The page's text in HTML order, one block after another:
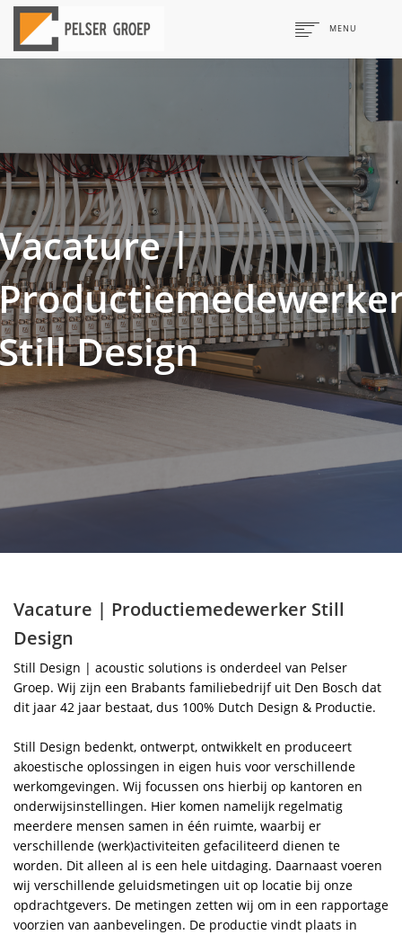
MENU
Design & Build
Interieurbouw & Afbouw
Projecten
Kantoorinrichting
Onderwijsinrichting
Nieuws
|
Design
Vacature | Productiemedewerker Still
Design
Still Design | acoustic solutions is onderdeel van Pelser
Groep. Wij zijn een Brabants familiebedrijf uit Den Bosch dat
dit jaar 42 jaar bestaat, dus 100% Dutch Design & Productie.
Still Design bedenkt, ontwerpt, ontwikkelt en produceert
akoestische oplossingen in eigen huis voor verschillende
werkomgevingen. Wij focussen ons hierbij op kantoren en
onderwijsinstellingen. Hier komen namelijk regelmatig
meerdere mensen samen in één ruimte, waarbij er
verschillende (werk)activiteiten gefaciliteerd dienen te
worden. Dit alleen al is een hele uitdaging. Daarnaast voeren
wij verschillende geluidsmetingen uit op locatie bij onze
opdrachtgevers. De metingen zetten wij om in een rapportage
voorzien van aanbevelingen. De productie vindt plaats in